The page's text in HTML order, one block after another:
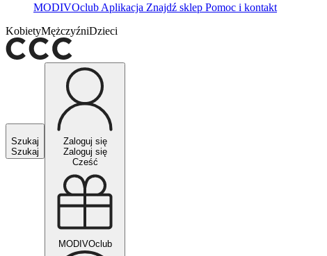
MODIVOclub Aplikacja Znajdź sklep Pomoc i kontakt
KobietyMężczyźniDzieci
Szukaj
Szukaj
Zaloguj się
Zaloguj się
Cześć
MODIVOclub